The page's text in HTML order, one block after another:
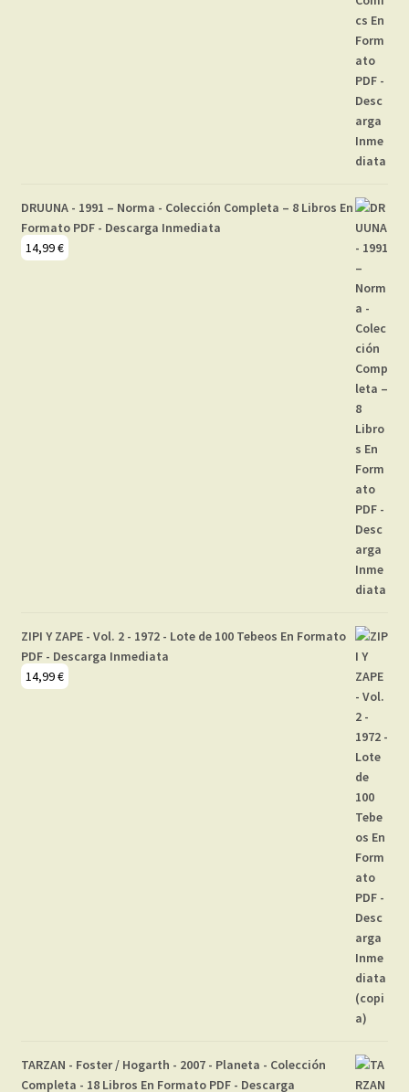
DRUUNA - 1991 – Norma - Colección Completa – 8 Libros En
Formato PDF - Descarga Inmediata
14,99€
ZIPI Y ZAPE - Vol. 2 - 1972 - Lote de 100 Tebeos En Formato
PDF - Descarga Inmediata
14,99€
TARZAN - Foster / Hogarth - 2007 - Planeta - Colección
Completa - 18 Libros En Formato PDF - Descarga